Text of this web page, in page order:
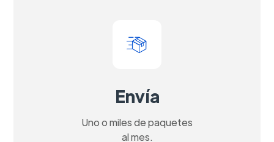
Envía
Uno o miles de paquetes
al mes.